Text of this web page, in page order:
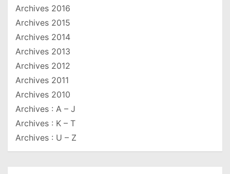
Archives 2016
Archives 2015
Archives 2014
Archives 2013
Archives 2012
Archives 2011
Archives 2010
Archives : A – J
Archives : K – T
Archives : U – Z